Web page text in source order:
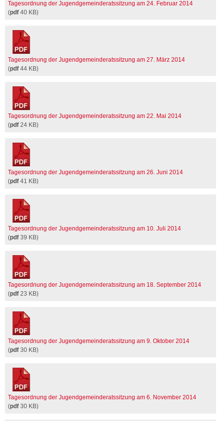
Tagesordnung der Jugendgemeinderatssitzung am 24. Februar 2014
(pdf 40 KB)
Tagesordnung der Jugendgemeinderatssitzung am 27. März 2014
(pdf 44 KB)
Tagesordnung der Jugendgemeinderatssitzung am 22. Mai 2014
(pdf 24 KB)
Tagesordnung der Jugendgemeinderatssitzung am 26. Juni 2014
(pdf 41 KB)
Tagesordnung der Jugendgemeinderatssitzung am 10. Juli 2014
(pdf 39 KB)
Tagesordnung der Jugendgemeinderatssitzung am 18. September 2014
(pdf 23 KB)
Tagesordnung der Jugendgemeinderatssitzung am 9. Oktober 2014
(pdf 30 KB)
Tagesordnung der Jugendgemeinderatssitzung am 6. November 2014
(pdf 30 KB)